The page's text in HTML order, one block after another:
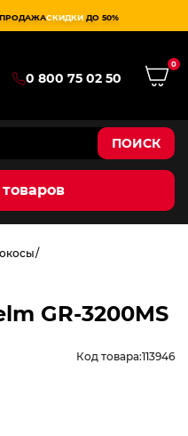
СКИДКИ ДО 50%
0 800 75 02 50
0
ПОИСК
GR-3200MS
Код товара:113946